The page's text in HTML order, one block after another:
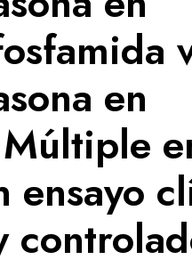
en
ensayo